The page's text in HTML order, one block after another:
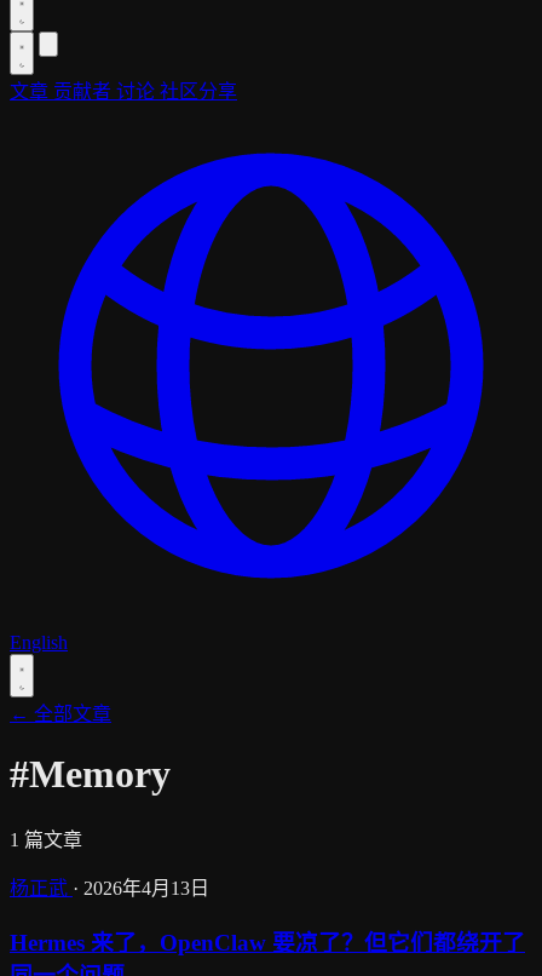
文章 贡献者 讨论 社区分享
English
← 全部文章
#Memory
1 篇文章
杨正武 · 2026年4月13日
Hermes 来了，OpenClaw 要凉了？但它们都绕开了